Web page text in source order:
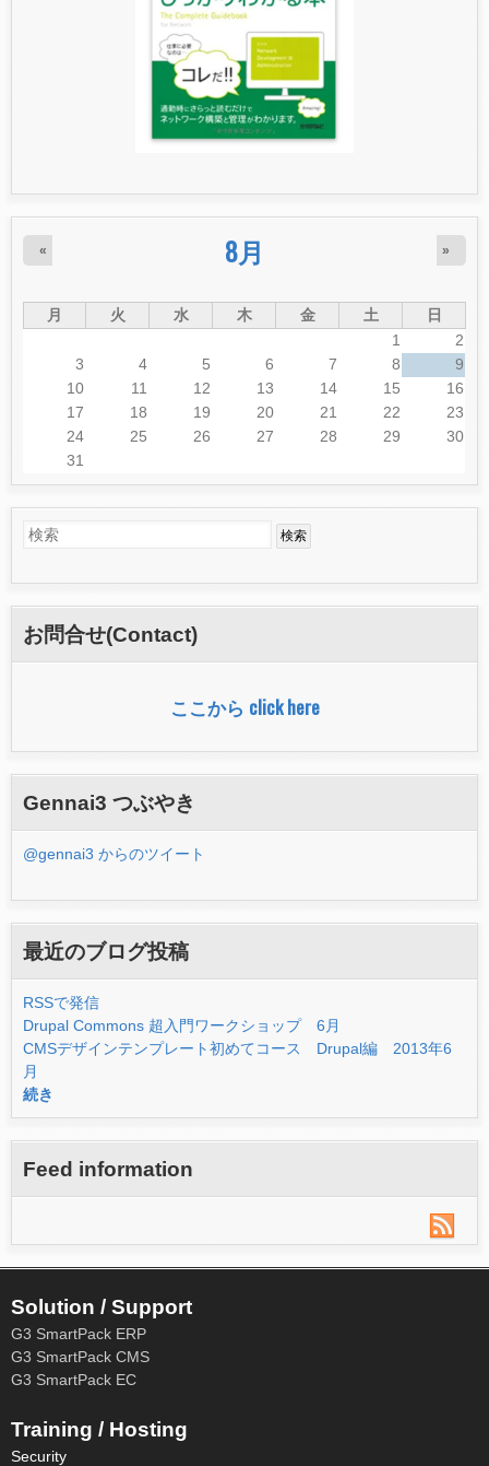
8月
« »
月 火 水 木 金 土
日
1
2
3
4 5 6 7 8
9
10
11 12 13 14 15
16
17
18 19 20 21 22
23
24
25 26 27 28 29
30
31
索
フ
ォ
検
お問合せ(Contact)
ここから click here
Gennai3 つぶやき
@gennai3 からのツイート
最近のブログ投稿
RSSで発信
Drupal Commons 超入門ワークショップ 6月
CMSデザインテンプレート初めてコース Drupal編 2013年6
月
続き
Feed information
Solution / Support
G3 SmartPack ERP
G3 SmartPack CMS
G3 SmartPack EC
Training / Hosting
Security